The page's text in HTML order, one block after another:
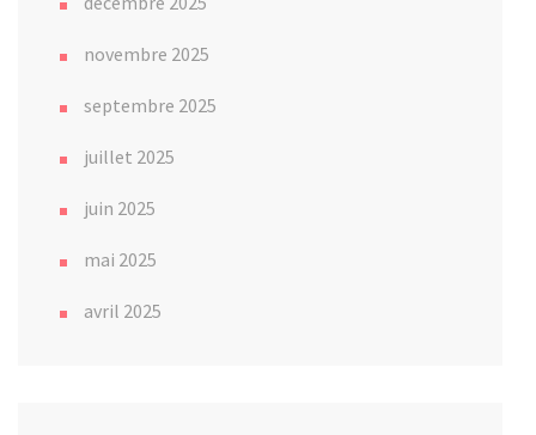
novembre 2025
septembre 2025
juillet 2025
juin 2025
mai 2025
avril 2025